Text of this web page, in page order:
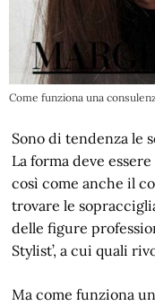
Come funziona una
Sono di tendenza le
La forma deve
così come anche il
trovare le
delle figure
Stylist’, a cui quali
Ma come funziona